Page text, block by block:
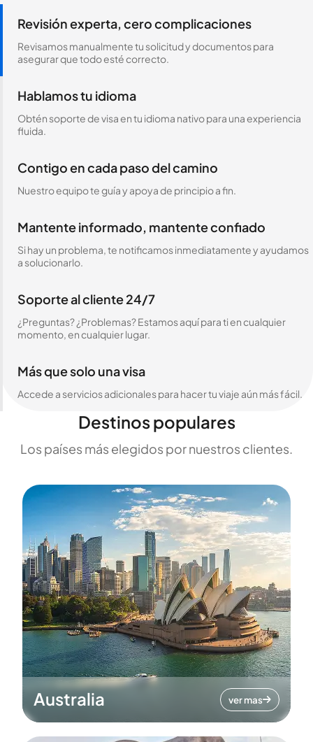
Revisión experta, cero complicaciones
Revisamos manualmente tu solicitud y documentos para
asegurar que todo esté correcto.
Hablamos tu idioma
Obtén soporte de visa en tu idioma nativo para una experiencia
fluida.
Contigo en cada paso del camino
Nuestro equipo te guía y apoya de principio a fin.
Mantente informado, mantente confiado
Si hay un problema, te notificamos inmediatamente y ayudamos
a solucionarlo.
Soporte al cliente 24/7
¿Preguntas? ¿Problemas? Estamos aquí para ti en cualquier
momento, en cualquier lugar.
Más que solo una visa
Accede a servicios adicionales para hacer tu viaje aún más fácil.
Destinos populares
Los países más elegidos por nuestros clientes.
Australia ver mas